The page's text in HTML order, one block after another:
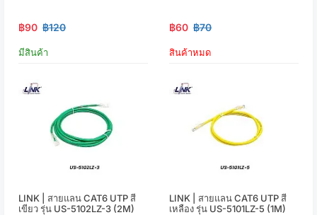
฿90 ฿120
มีสินค้า
฿60 ฿70
สินค้าหมด
LINK | สายแลน CAT6 UTP สี
เขียว รุ่น US-5102LZ-3 (2M)
LINK | สายแลน CAT6 UTP สี
เหลือง รุ่น US-5101LZ-5 (1M)